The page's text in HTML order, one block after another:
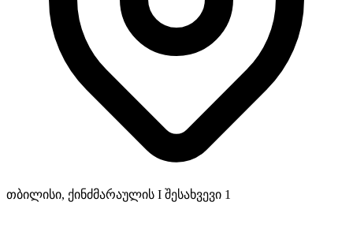
თბილისი, ქინძმარაულის I შესახვევი 1